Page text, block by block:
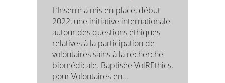
L’Inserm a mis en place, début
2022, une initiative internationale
autour des questions éthiques
relatives à la participation de
volontaires sains à la recherche
biomédicale. Baptisée VolREthics,
pour Volontaires en...